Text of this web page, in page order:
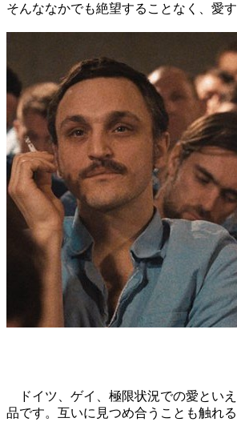
そんななかでも絶望することなく、愛
ドイツ、ゲイ、極限状況での愛とい
品です。互いに見つめ合うことも触れ